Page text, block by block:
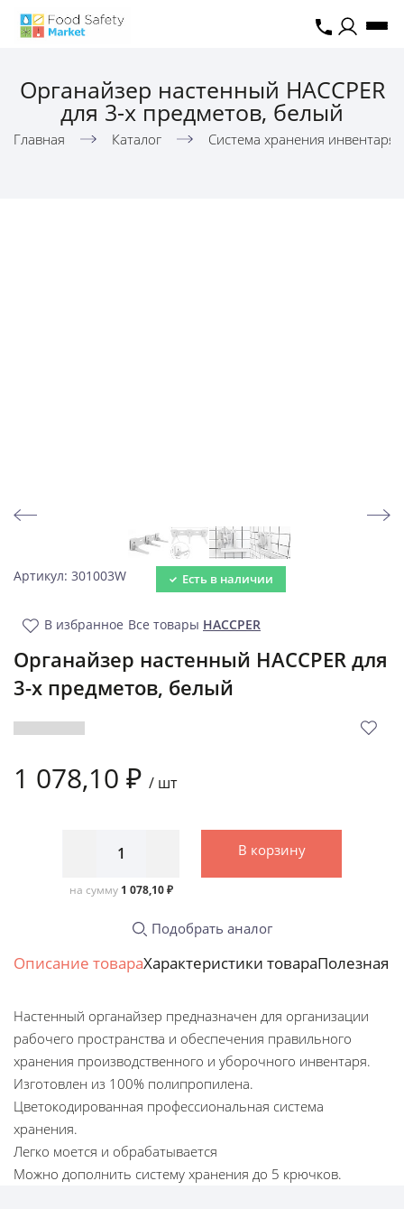
Органайзер настенный HACCPER
для 3-х предметов, белый
Главная Каталог Система хранения
Артикул: 301003W Есть в наличии
В избранное Все товары HACCPER
Органайзер настенный HACCPER для
3-х предметов, белый
1 078,10 ₽ / шт
на сумму 1 078,10 ₽
В корзину
Подобрать аналог
Описание товараХарактеристики товараПолезная
Настенный органайзер предназначен для организации
рабочего пространства и обеспечения правильного
хранения производственного и уборочного инвентаря.
Изготовлен из 100% полипропилена.
Цветокодированная профессиональная система
хранения.
Легко моется и обрабатывается
Можно дополнить систему хранения до 5 крючков.